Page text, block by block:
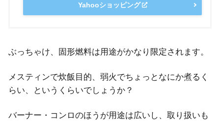
Yahooショッピング
ぶっちゃけ、固形燃料は用途がかなり限定されます。
メスティンで炊飯目的、弱火でちょっとなにか煮るく
らい、というくらいでしょうか？
バーナー・コンロのほうが用途は広いし、取り扱いも